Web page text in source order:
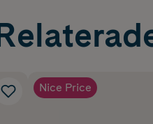
Nice Price